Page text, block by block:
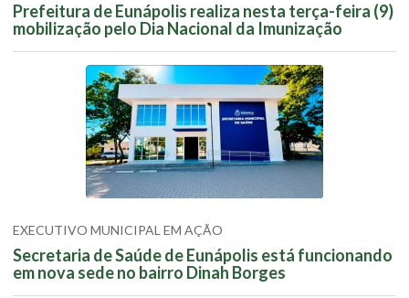
Prefeitura de Eunápolis realiza nesta terça-feira (9)
mobilização pelo Dia Nacional da Imunização
EXECUTIVO MUNICIPAL EM AÇÃO
Secretaria de Saúde de Eunápolis está funcionando
em nova sede no bairro Dinah Borges